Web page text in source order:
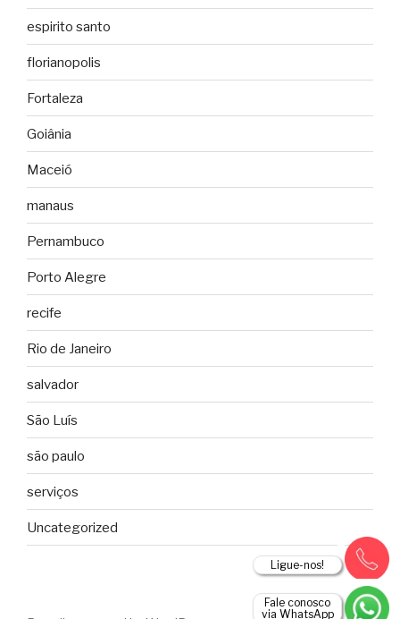
Fale conosco
via WhatsApp
Ligue-nos!
espirito santo
florianopolis
Fortaleza
Goiânia
Maceió
manaus
Pernambuco
Porto Alegre
recife
Rio de Janeiro
salvador
São Luís
são paulo
serviços
Uncategorized